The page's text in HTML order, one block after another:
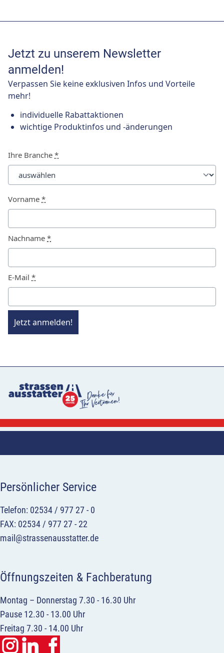
Jetzt zu unserem Newsletter
anmelden!
Verpassen Sie keine exklusiven Infos und Vorteile
mehr!
individuelle Rabattaktionen
wichtige Produktinfos und -änderungen
Ihre Branche *
Vorname *
Nachname *
E-Mail *
Jetzt anmelden!
Persönlicher Service
Telefon: 02534 / 977 27 - 0
FAX: 02534 / 977 27 - 22
mail@strassenausstatter.de
Öffnungszeiten & Fachberatung
Montag – Donnerstag 7.30 - 16.30 Uhr
Pause 12.30 - 13.00 Uhr
Freitag 7.30 - 14.00 Uhr